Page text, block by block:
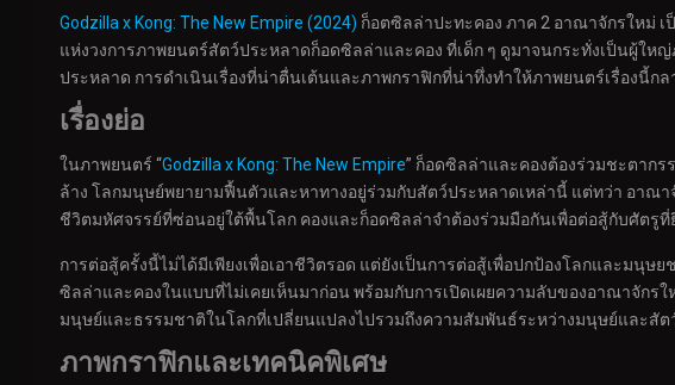
Godzilla x Kong: The New Empire (2024) ก็อตซิลล่าปะทะคอง ภาค 2 อาณาจักรใหม่
แห่งวงการภาพยนตร์สัตว์ประหลาดก็อดซิลล่าและคอง ที่เด็ก ๆ ดูมาจนกระทั่งเป็นผู้ใ
ประหลาด การดำเนินเรื่องที่น่าตื่นเต้นและภาพกราฟิกที่น่าทึ่งทำให้ภาพยนตร์เรื่องนี้
เรื่องย่อ
ในภาพยนตร์ “Godzilla x Kong: The New Empire” ก็อดซิลล่าและคองต้องร่วมชะตาก
ล้าง โลกมนุษย์พยายามฟื้นตัวและหาทางอยู่ร่วมกับสัตว์ประหลาดเหล่านี้ แต่ทว่า อาณ
ชีวิตมหัศจรรย์ที่ซ่อนอยู่ใต้พื้นโลก คองและก็อดซิลล่าจำต้องร่วมมือกันเพื่อต่อสู้กับศัตรูที่
การต่อสู้ครั้งนี้ไม่ได้มีเพียงเพื่อเอาชีวิตรอด แต่ยังเป็นการต่อสู้เพื่อปกป้องโลกและมนุ
ซิลล่าและคองในแบบที่ไม่เคยเห็นมาก่อน พร้อมกับการเปิดเผยความลับของอาณาจัก
มนุษย์และธรรมชาติในโลกที่เปลี่ยนแปลงไปรวมถึงความสัมพันธ์ระหว่างมนุษย์และสัต
ภาพกราฟิกและเทคนิคพิเศษ